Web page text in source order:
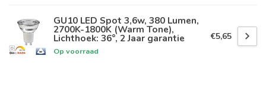
GU10 LED Spot 3,6w, 380 Lumen,
2700K-1800K (Warm Tone),
Lichthoek: 36°, 2 Jaar garantie
Op voorraad
€5,65